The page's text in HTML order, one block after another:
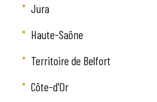
Jura
Haute-Saône
Territoire de Belfort
Côte-d'Or